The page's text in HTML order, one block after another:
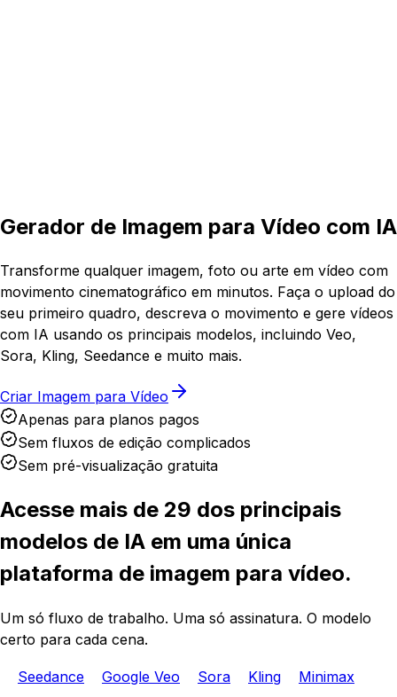
Gerador de Imagem para Vídeo com IA
Transforme qualquer imagem, foto ou arte em vídeo com
movimento cinematográfico em minutos. Faça o upload do
seu primeiro quadro, descreva o movimento e gere vídeos
com IA usando os principais modelos, incluindo Veo,
Sora, Kling, Seedance e muito mais.
Criar Imagem para Vídeo
Apenas para planos pagos
Sem fluxos de edição complicados
Sem pré-visualização gratuita
Acesse mais de 29 dos principais
modelos de IA em uma única
plataforma de imagem para vídeo.
Um só fluxo de trabalho. Uma só assinatura. O modelo
certo para cada cena.
Seedance Google Veo Sora Kling Minimax